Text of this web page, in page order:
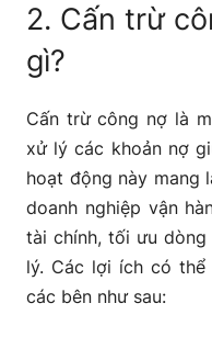
2. Cấn trừ
gì?
Cấn trừ công nợ là
xử lý các khoản nợ
hoạt động này mang
doanh nghiệp vận
tài chính, tối ưu
lý. Các lợi ích có
các bên như sau: